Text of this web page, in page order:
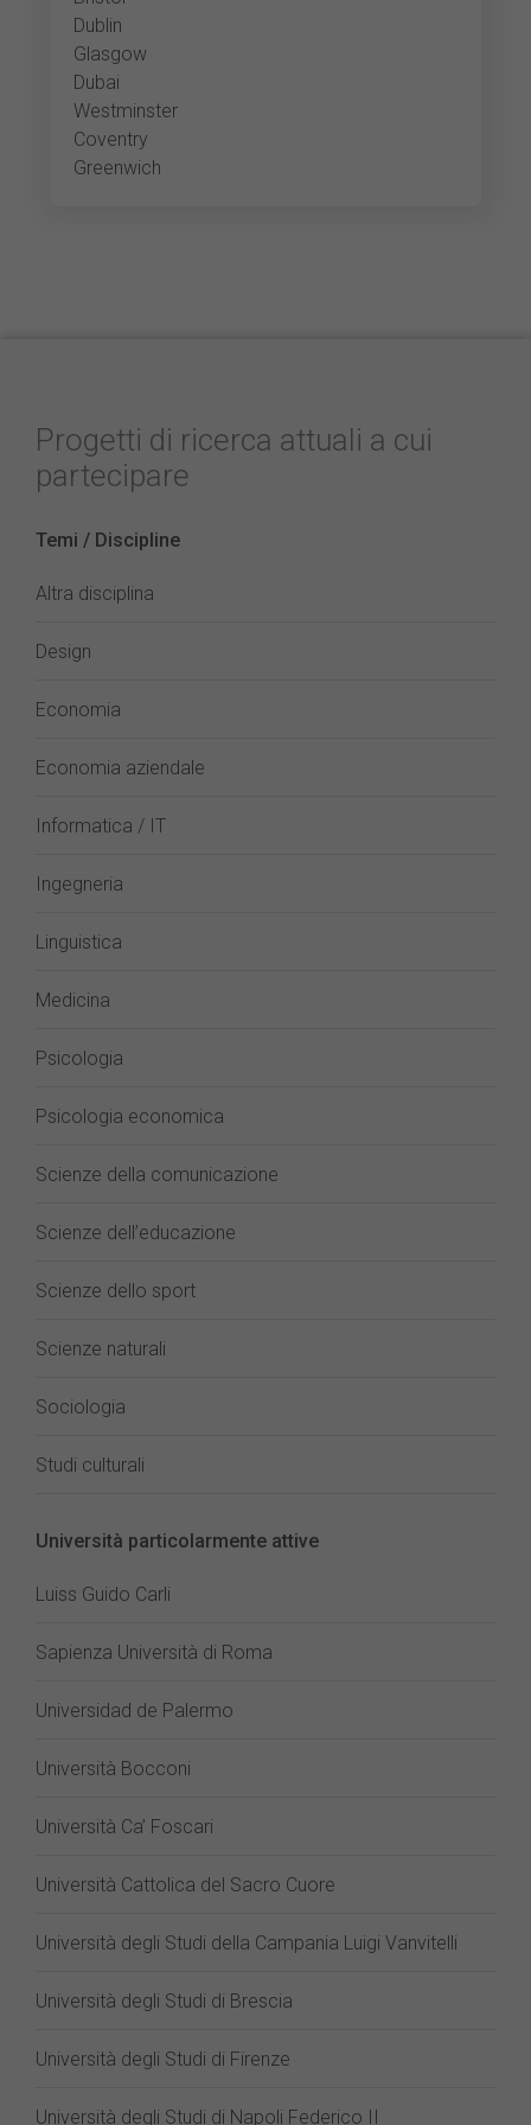
Dublin
Glasgow
Dubai
Westminster
Coventry
Greenwich
Progetti di ricerca attuali a cui
partecipare
Temi / Discipline
Altra disciplina
Design
Economia
Economia aziendale
Informatica / IT
Ingegneria
Linguistica
Medicina
Psicologia
Psicologia economica
Scienze della comunicazione
Scienze dell’educazione
Scienze dello sport
Scienze naturali
Sociologia
Studi culturali
Università particolarmente attive
Luiss Guido Carli
Sapienza Università di Roma
Universidad de Palermo
Università Bocconi
Università Ca’ Foscari
Università Cattolica del Sacro Cuore
Università degli Studi della Campania Luigi Vanvitelli
Università degli Studi di Brescia
Università degli Studi di Firenze
Università degli Studi di Napoli Federico II